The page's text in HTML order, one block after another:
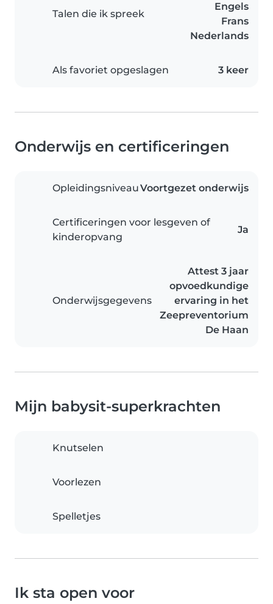
Talen die ik spreek
Engels
Frans
Nederlands
Als favoriet opgeslagen 3 keer
Onderwijs en certificeringen
OpleidingsniveauVoortgezet onderwijs
Certificeringen voor lesgeven of
kinderopvang
Ja
Onderwijsgegevens
Attest 3 jaar
opvoedkundige
ervaring in het
Zeepreventorium
De Haan
Mijn babysit-superkrachten
Knutselen
Voorlezen
Spelletjes
Ik sta open voor